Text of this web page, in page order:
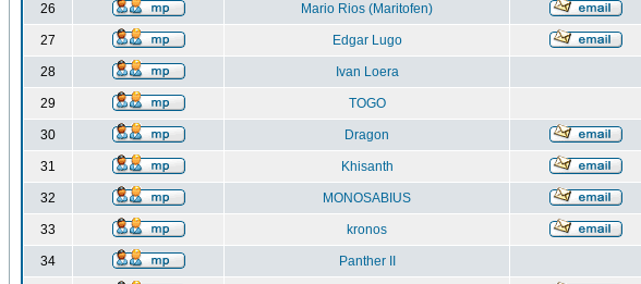
26 Mario Rios (Maritofen)
27 Edgar Lugo
28 Ivan Loera
29 TOGO
30 Dragon
31 Khisanth
32 MONOSABIUS
33 kronos
34 Panther II